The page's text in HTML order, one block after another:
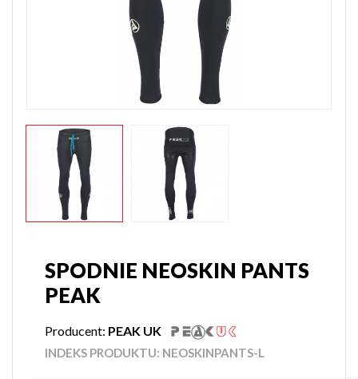
SPODNIE NEOSKIN PANTS
PEAK
Producent: PEAK UK
INDEKS PRODUKTU: NEOSKINPANTS-L